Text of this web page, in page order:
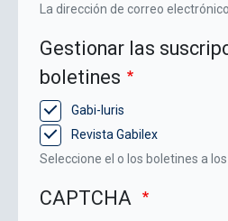
La dirección de correo
Gestionar las
boletines
Gabi-Iuris
Revista Gabilex
Seleccione el o los boletines a
CAPTCHA